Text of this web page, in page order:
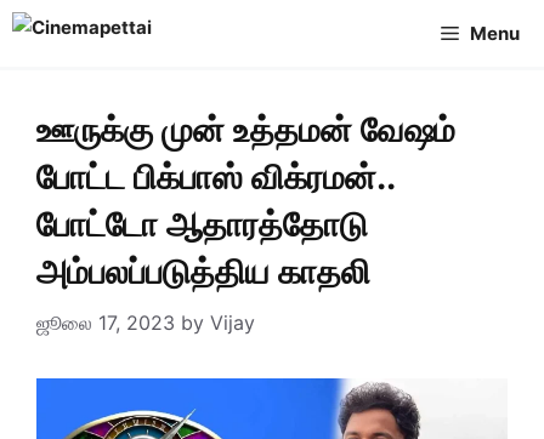
Skip
Menu
ஊருக்கு முன் உத்தமன் வேஷம்
போட்ட பிக்பாஸ் விக்ரமன்..
போட்டோ ஆதாரத்தோடு
அம்பலப்படுத்திய காதலி
ஜூலை 17, 2023 by Vijay